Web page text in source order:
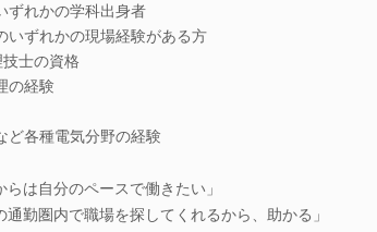
ずれかの学科出身者
いずれかの現場経験がある方
士の資格
の経験
ど各種電気分野の経験
らは自分のペースで働きたい」
通勤圏内で職場を探してくれるから、助かる」